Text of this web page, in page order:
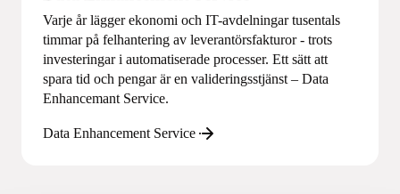
Varje år lägger ekonomi och IT-avdelningar tusentals
timmar på felhantering av leverantörsfakturor - trots
investeringar i automatiserade processer. Ett sätt att
spara tid och pengar är en valideringsstjänst – Data
Enhancemant Service.
Data Enhancement Service